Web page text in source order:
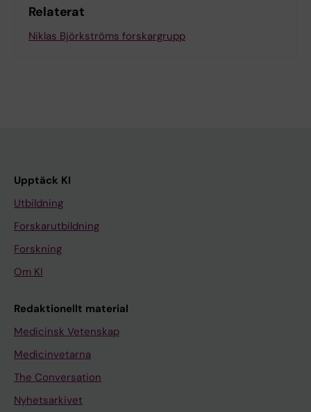
Relaterat
Niklas Björkströms forskargrupp
Upptäck KI
Utbildning
Forskarutbildning
Forskning
Om KI
Redaktionellt material
Medicinsk Vetenskap
Medicinvetarna
The Conversation
Nyhetsarkivet